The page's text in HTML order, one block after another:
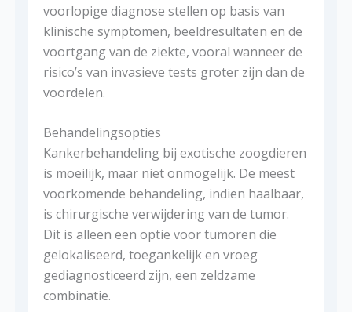
voorlopige diagnose stellen op basis van
klinische symptomen, beeldresultaten en de
voortgang van de ziekte, vooral wanneer de
risico’s van invasieve tests groter zijn dan de
voordelen.
Behandelingsopties
Kankerbehandeling bij exotische zoogdieren
is moeilijk, maar niet onmogelijk. De meest
voorkomende behandeling, indien haalbaar,
is chirurgische verwijdering van de tumor.
Dit is alleen een optie voor tumoren die
gelokaliseerd, toegankelijk en vroeg
gediagnosticeerd zijn, een zeldzame
combinatie.